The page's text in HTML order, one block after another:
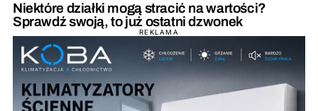
Niektóre działki mogą stracić na wartości?
Sprawdź swoją, to już ostatni dzwonek
REKLAMA